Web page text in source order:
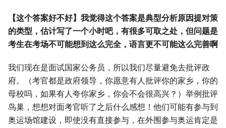
【这个答案好不好】我觉得这个答案是典型分析原因提对策
的类型，估计写了一个小时吧，有很多可取之处，但问题是
考生在考场不可能想到这么完全，语言更不可能这么完善啊
我们现在是面试国家公务员，所以我们尽量避免去批评政
府。（考官都是政府领导，你愿意有人批评你的家乡，你的
母校吗，如果有人夸你家乡，你会不会很高兴？）举例批评
鸟巢，想想对面考官听了之后什么感想！他们可能有参与到
奥运场馆建设，即使没有直接参与，在外围参与奥运肯定是